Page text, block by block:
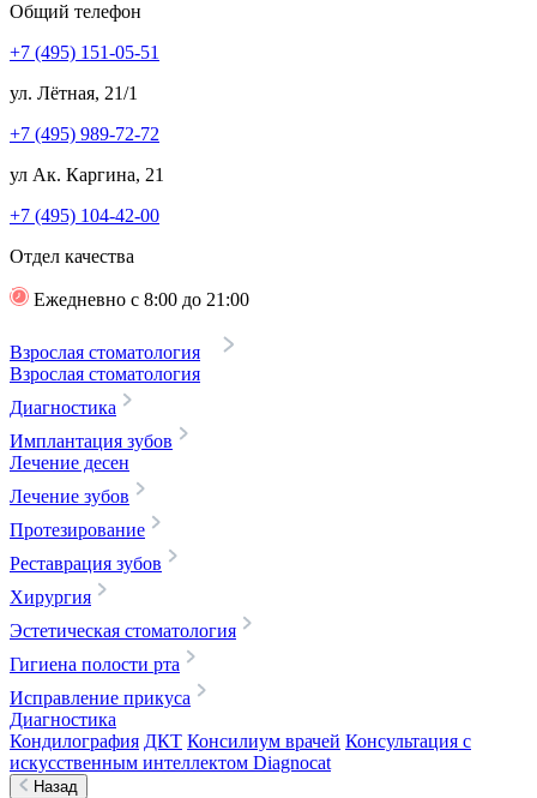
Общий телефон
+7 (495) 151-05-51
ул. Лётная, 21/1
+7 (495) 989-72-72
ул Ак. Каргина, 21
+7 (495) 104-42-00
Отдел качества
Ежедневно с 8:00 до 21:00
Взрослая стоматология
Взрослая стоматология
Диагностика
Имплантация зубов
Лечение десен
Лечение зубов
Протезирование
Реставрация зубов
Хирургия
Эстетическая стоматология
Гигиена полости рта
Исправление прикуса
Диагностика
Кондилография ДКТ Консилиум врачей Консультация с
искусственным интеллектом Diagnocat
Назад